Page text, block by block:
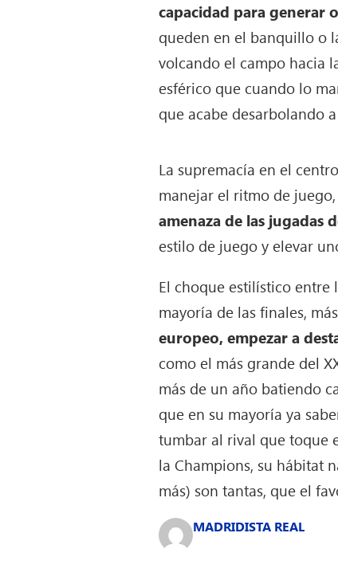
capacidad para generar
queden en el banquillo o
volcando el campo hacia
esférico que cuando lo
que acabe desarbolando
La supremacía en el
manejar el ritmo de
amenaza de las jugadas
estilo de juego y elevar
El choque estilístico
mayoría de las finales,
europeo, empezar a
como el más grande del
más de un año batiendo
que en su mayoría ya
tumbar al rival que toque
la Champions, su hábitat
más) son tantas, que el
MADRIDISTA REAL